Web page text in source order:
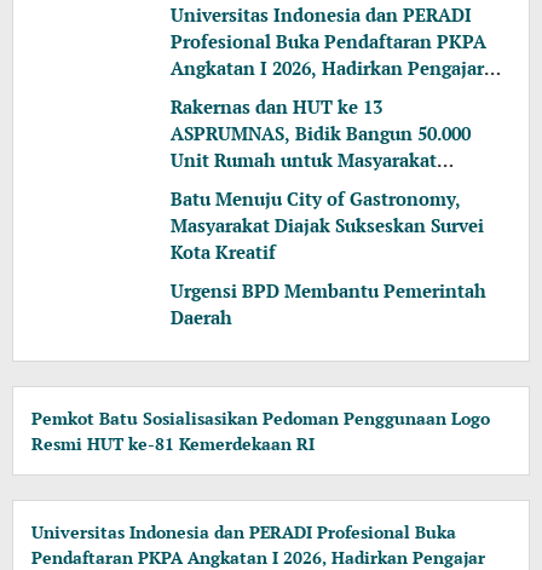
Universitas Indonesia dan PERADI
Profesional Buka Pendaftaran PKPA
Angkatan I 2026, Hadirkan Pengajar
dari MA, Kejaksaan hingga KPK
Rakernas dan HUT ke 13
ASPRUMNAS, Bidik Bangun 50.000
Unit Rumah untuk Masyarakat
Berpenghasilan Rendah
Batu Menuju City of Gastronomy,
Masyarakat Diajak Sukseskan Survei
Kota Kreatif
Urgensi BPD Membantu Pemerintah
Daerah
Pemkot Batu Sosialisasikan Pedoman Penggunaan Logo
Resmi HUT ke-81 Kemerdekaan RI
Universitas Indonesia dan PERADI Profesional Buka
Pendaftaran PKPA Angkatan I 2026, Hadirkan Pengajar